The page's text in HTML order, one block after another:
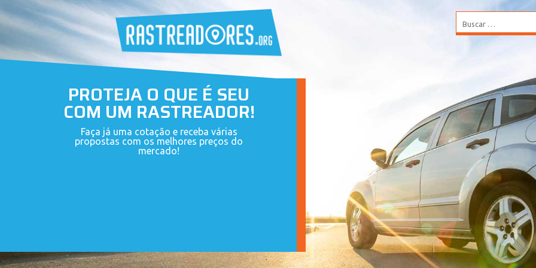
PROTEJA O QUE É SEU
COM UM RASTREADOR!
Faça já uma cotação e receba várias
propostas com os melhores preços do
mercado!